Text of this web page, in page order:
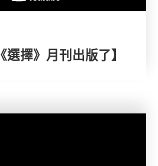
選擇》月刊出版了】